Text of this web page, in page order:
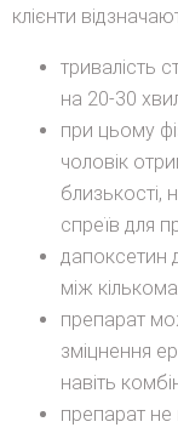
клієнти
тривалість
на 20-30
при цьому
чоловік
близькості,
спреїв для
дапоксетин
між
препарат
зміцнення
навіть
препарат не